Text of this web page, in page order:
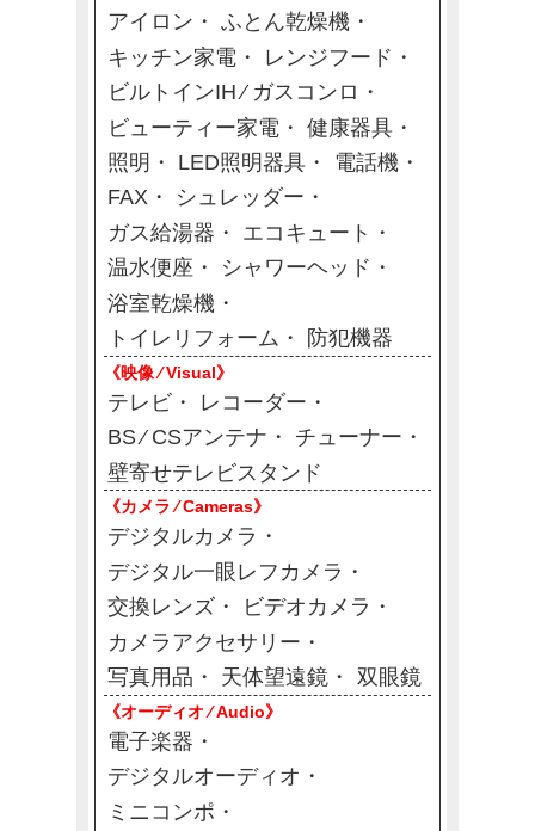
アイロン
ふとん乾燥機
キッチン家電
レンジフード
ビルトインIH ⁄ ガスコンロ
ビューティー家電
健康器具
照明
LED照明器具
電話機
FAX
シュレッダー
ガス給湯器
エコキュート
温水便座
シャワーヘッド
浴室乾燥機
トイレリフォーム
防犯機器
《映像 ⁄ Visual》
テレビ
レコーダー
BS ⁄ CSアンテナ
チューナー
壁寄せテレビスタンド
《カメラ ⁄ Cameras》
デジタルカメラ
デジタル一眼レフカメラ
交換レンズ
ビデオカメラ
カメラアクセサリー
写真用品
天体望遠鏡 双眼鏡
《オーディオ ⁄ Audio》
電子楽器
デジタルオーディオ
ミニコンポ